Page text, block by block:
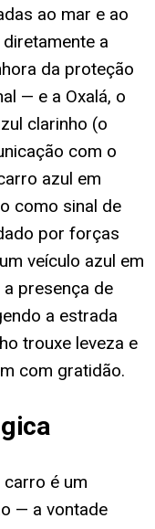
ao mar e ao
a
da proteção
— e a Oxalá, o
clarinho (o
com o
azul em
como sinal de
por forças
veículo azul em
presença de
a estrada
trouxe leveza e
com gratidão.
é um
— a vontade